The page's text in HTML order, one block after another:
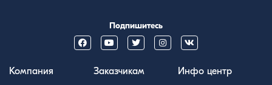
Подпишитесь
Компания Заказчикам Инфо центр